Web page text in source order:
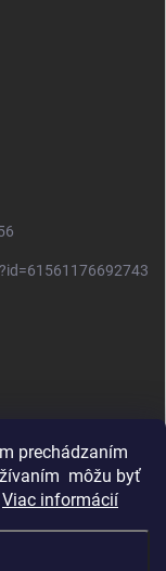
prechádzaním
môžu byť
Viac informácií
na FB
- Hungary